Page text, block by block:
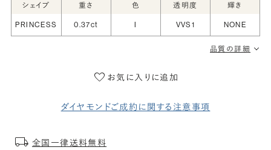
シェイプ 重さ 色 透明度 輝き
PRINCESS 0.37ct I VVS1 NONE
品質の詳細
お気に入りに追加
ダイヤモンドご成約に関する注意事項
全国一律送料無料